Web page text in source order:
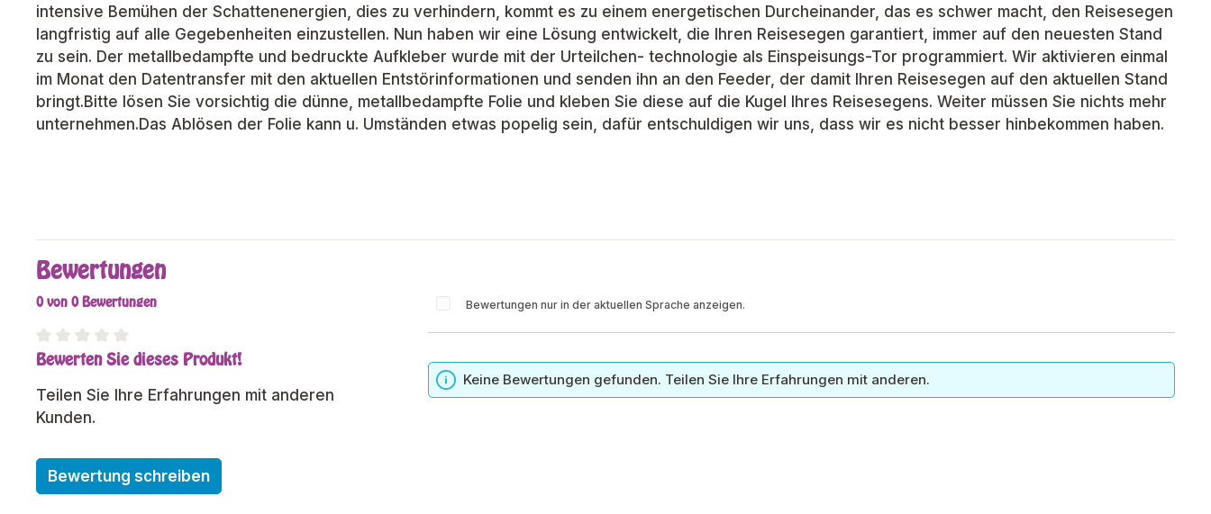
intensive Bemühen der Schattenenergien, dies zu verhindern, kommt es zu einem energetischen Durcheinander, das es schwer macht, den Reisesegen
langfristig auf alle Gegebenheiten einzustellen. Nun haben wir eine Lösung entwickelt, die Ihren Reisesegen garantiert, immer auf den neuesten Stand
zu sein. Der metallbedampfte und bedruckte Aufkleber wurde mit der Urteilchen- technologie als Einspeisungs-Tor programmiert. Wir aktivieren einmal
im Monat den Datentransfer mit den aktuellen Entstörinformationen und senden ihn an den Feeder, der damit Ihren Reisesegen auf den aktuellen Stand
bringt.Bitte lösen Sie vorsichtig die dünne, metallbedampfte Folie und kleben Sie diese auf die Kugel Ihres Reisesegens. Weiter müssen Sie nichts mehr
unternehmen.Das Ablösen der Folie kann u. Umständen etwas popelig sein, dafür entschuldigen wir uns, dass wir es nicht besser hinbekommen haben.
Bewertungen
0 von 0 Bewertungen
Durchschnittliche Bewertung von 0 von 5 Sternen
Bewerten Sie dieses Produkt!
Teilen Sie Ihre Erfahrungen mit anderen
Kunden.
Bewertung schreiben
Bewertungen nur in der aktuellen Sprache anzeigen.
Keine Bewertungen gefunden. Teilen Sie Ihre Erfahrungen mit anderen.